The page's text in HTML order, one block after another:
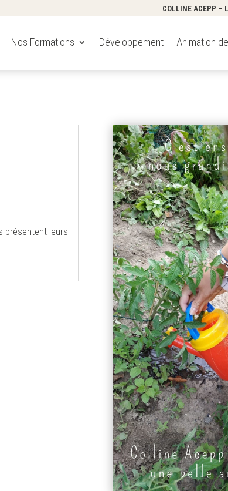
COLLINE ACEPP –
Nos Formations Développement Animation
présentent leurs